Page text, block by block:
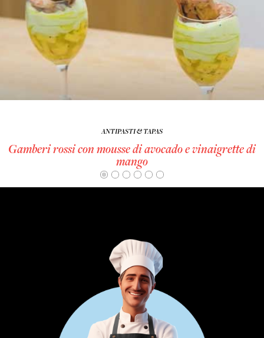
ANTIPASTI & TAPAS
Gamberi rossi con mousse di avocado e vinaigrette di
mango